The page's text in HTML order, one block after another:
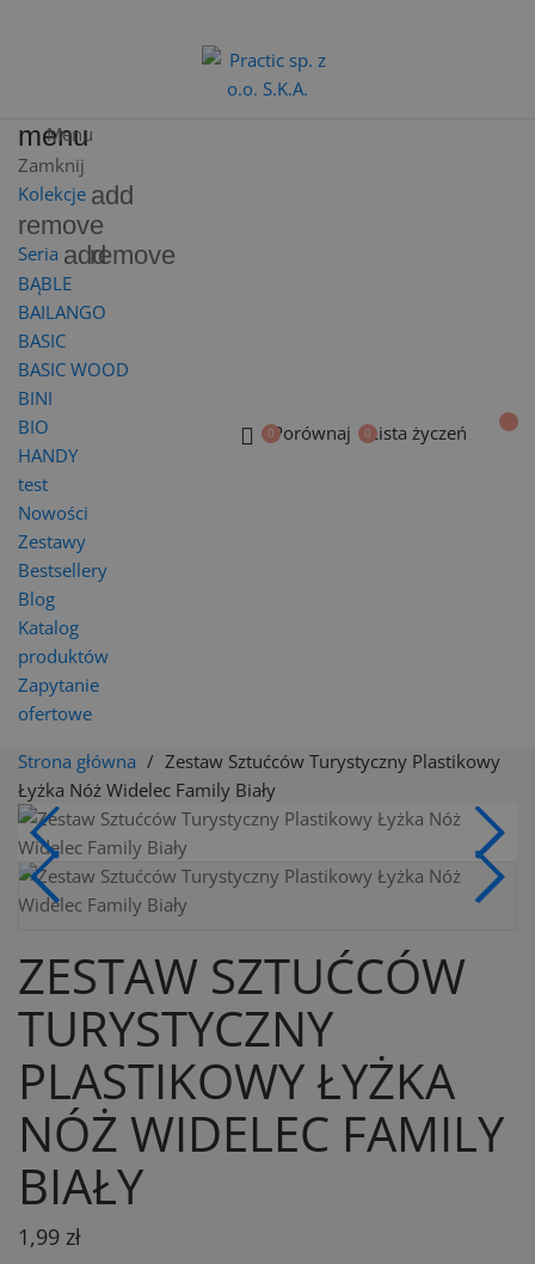
menu
Menu
Zamknij
Kolekcje add
remove
Seria addremove
BĄBLE
BAILANGO
BASIC
BASIC WOOD
BINI
BIO
HANDY
test
Nowości
Zestawy
Bestsellery
Blog
Katalog
produktów
Zapytanie
ofertowe
Porównaj Lista życzeń
Strona główna
Zestaw Sztućców Turystyczny Plastikowy
Łyżka Nóż Widelec Family Biały
ZESTAW SZTUĆCÓW
TURYSTYCZNY
PLASTIKOWY ŁYŻKA
NÓŻ WIDELEC FAMILY
BIAŁY
1,99 zł